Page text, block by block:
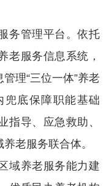
管理平台。依托
老服务信息系统，
理“三位一体”养老
兜底保障职能基础
指导、应急救助、
老服务联合体。
养老服务能力建